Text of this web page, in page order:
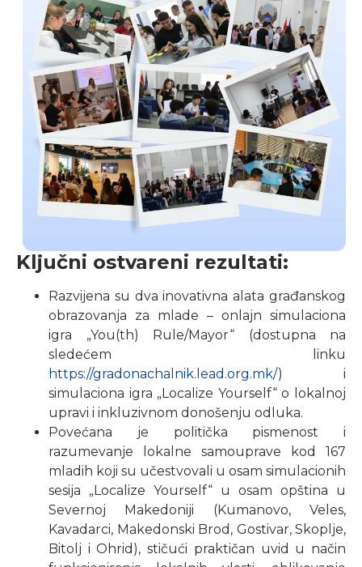
Ključni ostvareni rezultati:
Razvijena su dva inovativna alata građanskog
obrazovanja za mlade – onlajn simulaciona
igra „You(th) Rule/Mayor“ (dostupna na
sledećem linku
https://gradonachalnik.lead.org.mk/) i
simulaciona igra „Localize Yourself“ o lokalnoj
upravi i inkluzivnom donošenju odluka.
Povećana je politička pismenost i
razumevanje lokalne samouprave kod 167
mladih koji su učestvovali u osam simulacionih
sesija „Localize Yourself“ u osam opština u
Severnoj Makedoniji (Kumanovo, Veles,
Kavadarci, Makedonski Brod, Gostivar, Skoplje,
Bitolj i Ohrid), stičući praktičan uvid u način